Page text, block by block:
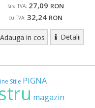
fara TVA: 27,09 RON
cu TVA: 32,24 RON
Adauga in cos Detalii
Stile PIGNA
magazin